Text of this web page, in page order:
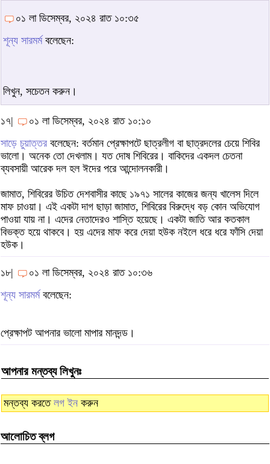
০১ লা ডিসেম্বর, ২০২৪ রাত ১০:৩৫
শূন্য সারমর্মবলেছেন:
লিখুন, সচেতন করুন।
১৭|
০১ লা ডিসেম্বর, ২০২৪ রাত ১০:১০
সাড়ে চুয়াত্তর বলেছেন: বর্তমান প্রেক্ষাপটে ছাত্রলীগ বা ছাত্রদলের চেয়ে শিবির
ভালো। অনেক তো দেখলাম। যত দোষ শিবিরের। বাকিদের একদল চেতনা
ব্যবসায়ী আরেক দল হল ঈদের পরে আন্দোলনকারী।
জামাত, শিবিরের উচিত দেশবাসীর কাছে ১৯৭১ সালের কাজের জন্য খালেস দিলে
মাফ চাওয়া। এই একটা দাগ ছাড়া জামাত, শিবিরের বিরুদ্ধে বড় কোন অভিযোগ
পাওয়া যায় না। এদের নেতাদেরও শাস্তি হয়েছে। একটা জাতি আর কতকাল
বিভক্ত হয়ে থাকবে। হয় এদের মাফ করে দেয়া হউক নইলে ধরে ধরে ফাঁসি দেয়া
হউক।
১৮|
০১ লা ডিসেম্বর, ২০২৪ রাত ১০:৩৬
শূন্য সারমর্মবলেছেন:
প্রেক্ষাপট আপনার ভালো মাপার মানদন্ড।
আপনার মন্তব্য লিখুনঃ
মন্তব্য করতে লগ ইন করুন
আলোচিত ব্লগ